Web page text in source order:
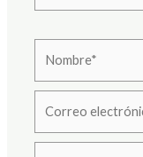
electrónico*